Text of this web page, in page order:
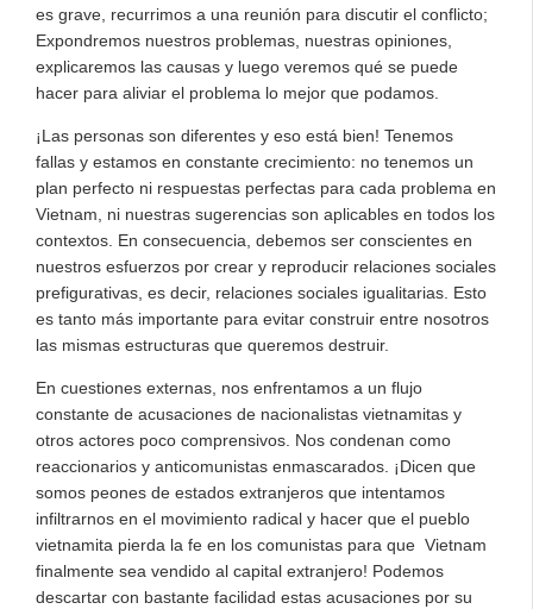
es grave, recurrimos a una reunión para discutir el conflicto;
Expondremos nuestros problemas, nuestras opiniones,
explicaremos las causas y luego veremos qué se puede
hacer para aliviar el problema lo mejor que podamos.
¡Las personas son diferentes y eso está bien! Tenemos
fallas y estamos en constante crecimiento: no tenemos un
plan perfecto ni respuestas perfectas para cada problema en
Vietnam, ni nuestras sugerencias son aplicables en todos los
contextos. En consecuencia, debemos ser conscientes en
nuestros esfuerzos por crear y reproducir relaciones sociales
prefigurativas, es decir, relaciones sociales igualitarias. Esto
es tanto más importante para evitar construir entre nosotros
las mismas estructuras que queremos destruir.
En cuestiones externas, nos enfrentamos a un flujo
constante de acusaciones de nacionalistas vietnamitas y
otros actores poco comprensivos. Nos condenan como
reaccionarios y anticomunistas enmascarados. ¡Dicen que
somos peones de estados extranjeros que intentamos
infiltrarnos en el movimiento radical y hacer que el pueblo
vietnamita pierda la fe en los comunistas para que Vietnam
finalmente sea vendido al capital extranjero! Podemos
descartar con bastante facilidad estas acusaciones por su